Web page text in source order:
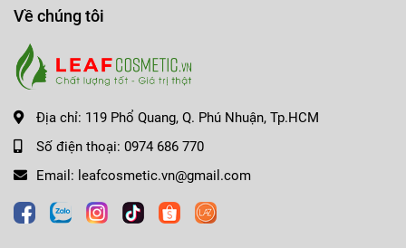
Cách sử dụng:
Về chúng tôi
Địa chỉ: 119 Phổ Quang, Q. Phú Nhuận, Tp.HCM
Số điện thoại: 0974 686 770
Email: leafcosmetic.vn@gmail.com